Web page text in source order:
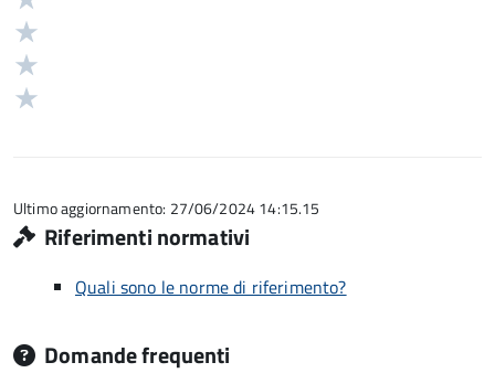
5
Ultimo aggiornamento: 27/06/2024 14:15.15
Riferimenti normativi
Quali sono le norme di riferimento?
Domande frequenti